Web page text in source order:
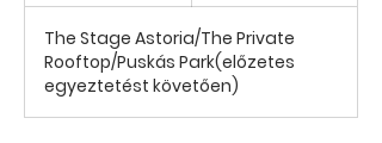
e
t
é
r
The Stage Astoria/The Private
Rooftop/Puskás Park(előzetes
egyeztetést követően)